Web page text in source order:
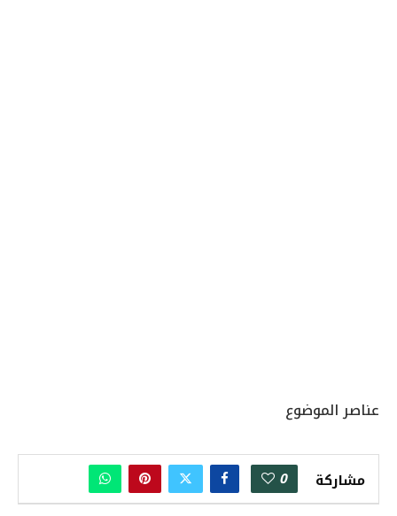
عناصر الموضوع
مشاركة 0